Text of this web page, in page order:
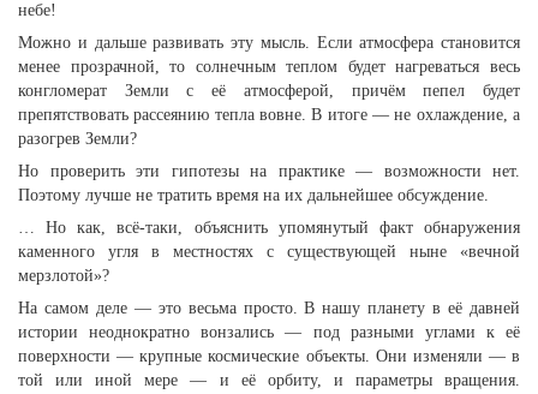
небе!
Можно и дальше развивать эту мысль. Если атмосфера становится
менее прозрачной, то солнечным теплом будет нагреваться весь
конгломерат Земли с её атмосферой, причём пепел будет
препятствовать рассеянию тепла вовне. В итоге — не охлаждение, а
разогрев Земли?
Но проверить эти гипотезы на практике — возможности нет.
Поэтому лучше не тратить время на их дальнейшее обсуждение.
… Но как, всё-таки, объяснить упомянутый факт обнаружения
каменного угля в местностях с существующей ныне «вечной
мерзлотой»?
На самом деле — это весьма просто. В нашу планету в её давней
истории неоднократно вонзались — под разными углами к её
поверхности — крупные космические объекты. Они изменяли — в
той или иной мере — и её орбиту, и параметры вращения.